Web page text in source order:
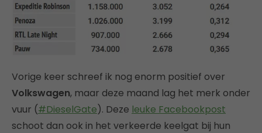
Vorige keer schreef ik nog enorm positief over
Volkswagen, maar deze maand lag het merk onder
vuur (#DieselGate). Deze leuke Facebookpost
schoot dan ook in het verkeerde keelgat bij hun